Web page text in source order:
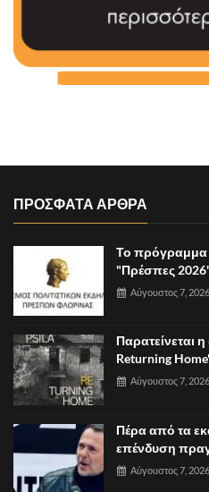
ΠΡΟΣΦΑΤΑ ΑΡΘΡΑ
Το
"Πρέσπες
Αύγουστος 7,
Παρατείνεται
Returning
Αύγουστος 7,
Πέρα από τα
επένδυση
Αύγουστος 7,